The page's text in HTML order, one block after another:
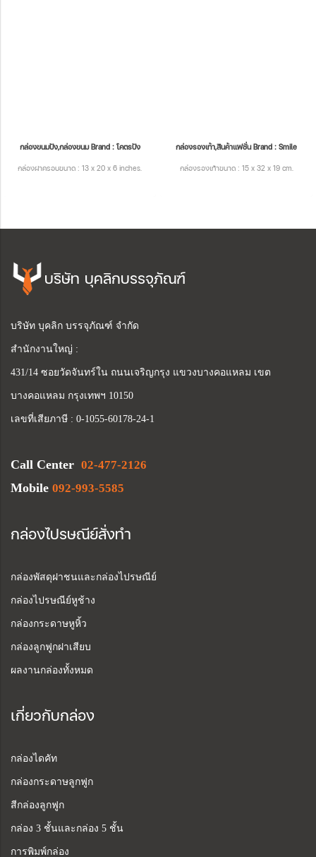
กล่องขนมปัง,กล่องขนม Brand : โคตรปัง
กล่องฝาครอบขนาด : 13 x 20 x 6 inches.
กล่องรองเท้า,สินค้าแฟชั่น Brand : Smile
กล่องรองเท้าขนาด : 15 x 32 x 19 cm.
บริษัท บุคลิกบรรจุภัณฑ์
บริษัท บุคลิก บรรจุภัณฑ์ จำกัด
สำนักงานใหญ่ :
431/14 ซอยวัดจันทร์ใน ถนนเจริญกรุง แขวงบางคอแหลม เขต
บางคอแหลม กรุงเทพฯ 10150
เลขที่เสียภาษี : 0-1055-60178-24-1
Call Center 02-477-2126
Mobile 092-993-5585
กล่องไปรษณีย์สั่งทำ
กล่องพัสดุฝาชนและกล่องไปรษณีย์
กล่องไปรษณีย์หูช้าง
กล่องกระดาษหูหิ้ว
กล่องลูกฟูกฝาเสียบ
ผลงานกล่องทั้งหมด
เกี่ยวกับกล่อง
กล่องไดคัท
กล่องกระดาษลูกฟูก
สีกล่องลูกฟูก
กล่อง 3 ชั้นและกล่อง 5 ชั้น
การพิมพ์กล่อง